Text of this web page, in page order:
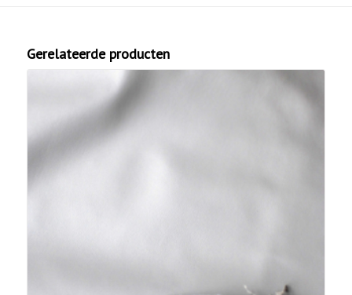
Gerelateerde producten